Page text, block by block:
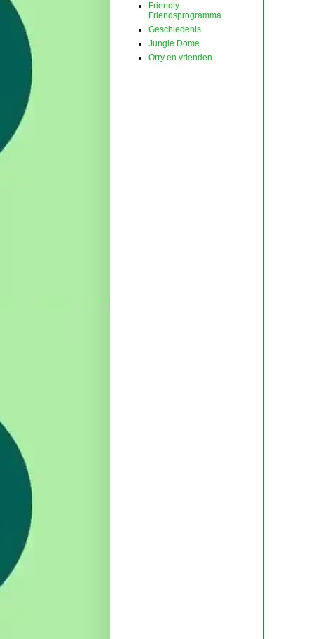
Friendly -
Friendsprogramma
Geschiedenis
Jungle Dome
Orry en vrienden